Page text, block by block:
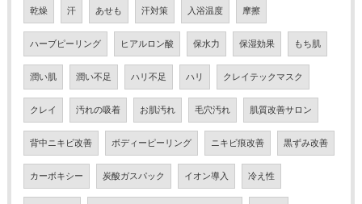
乾燥 汗 あせも 汗対策 入浴温度 摩擦
ハーブピーリング ヒアルロン酸 保水力 保湿効果 もち肌
潤い肌 潤い不足 ハリ不足 ハリ クレイテックマスク
クレイ 汚れの吸着 お肌汚れ 毛穴汚れ 肌質改善サロン
背中ニキビ改善 ボディーピーリング ニキビ痕改善 黒ずみ改善
カーボキシー 炭酸ガスパック イオン導入 冷え性